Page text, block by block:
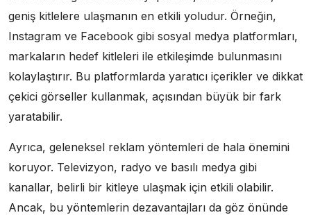
geniş kitlelere ulaşmanın en etkili yoludur. Örneğin,
Instagram ve Facebook gibi sosyal medya platformları,
markaların hedef kitleleri ile etkileşimde bulunmasını
kolaylaştırır. Bu platformlarda yaratıcı içerikler ve dikkat
çekici görseller kullanmak, açısından büyük bir fark
yaratabilir.
Ayrıca, geleneksel reklam yöntemleri de hala önemini
koruyor. Televizyon, radyo ve basılı medya gibi
kanallar, belirli bir kitleye ulaşmak için etkili olabilir.
Ancak, bu yöntemlerin dezavantajları da göz önünde